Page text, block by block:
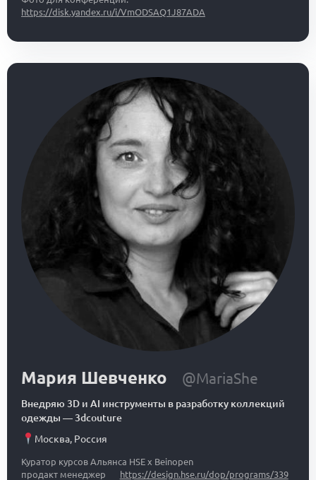
https://disk.yandex.ru/i/VmODSAQ1J87ADA
Мария Шевченко @MariaShe
Внедряю 3D и AI инструменты в разработку коллекций
одежды —3dcouture
Москва, Россия
Куратор курсов Альянса HSE x Beinopen
продакт менеджер
https://design.hse.ru/dop/programs/339